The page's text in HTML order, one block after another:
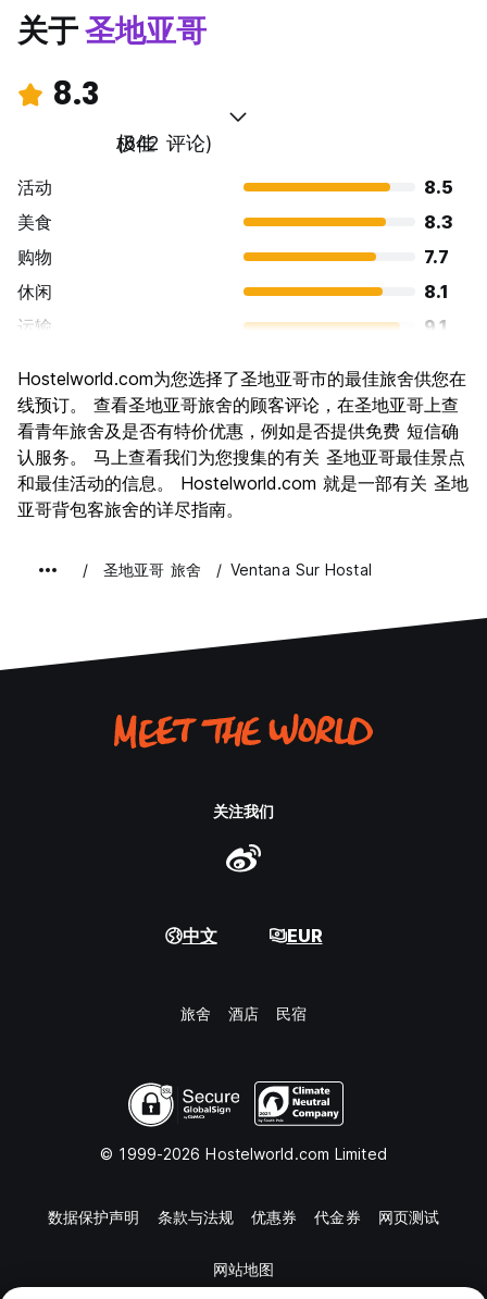
关于圣地亚哥
8.3
极佳
(842 评论)
活动
8.5
美食
8.3
购物
7.7
休闲
8.1
运输
9.1
文化
8.6
夜生活
8.2
物有所值
7.5
Hostelworld.com为您选择了圣地亚哥市的最佳旅舍供您在
线预订。 查看圣地亚哥旅舍的顾客评论，在圣地亚哥上查
看青年旅舍及是否有特价优惠，例如是否提供免费 短信确
认服务。 马上查看我们为您搜集的有关 圣地亚哥最佳景点
和最佳活动的信息。 Hostelworld.com 就是一部有关 圣地
亚哥背包客旅舍的详尽指南。
圣地亚哥 旅舍 Ventana Sur Hostal
关注我们
中文 EUR
旅舍 酒店 民宿
© 1999-2026 Hostelworld.com Limited
数据保护声明 条款与法规 优惠券 代金券 网页测试
网站地图